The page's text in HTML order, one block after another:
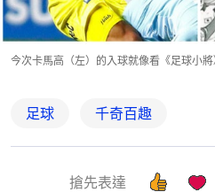
今次卡馬高（左）的入球就像看《足球小將
足球 千奇百趣
搶先表達